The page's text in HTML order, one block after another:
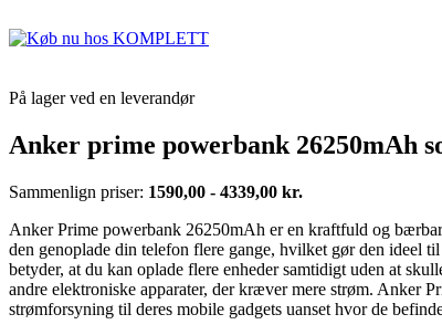
På lager ved en leverandør
Anker prime powerbank 26250mAh
Sammenlign priser: 1590,00 - 4339,00 kr.
Anker Prime powerbank 26250mAh er en kraftfuld og
den genoplade din telefon flere gange, hvilket gør den ideel
betyder, at du kan oplade flere enheder samtidigt uden at
andre elektroniske apparater, der kræver mere strøm. Anker
strømforsyning til deres mobile gadgets uanset hvor de